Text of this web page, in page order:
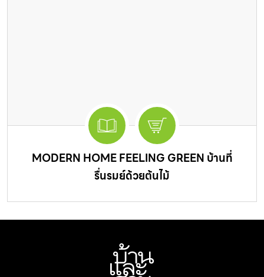
MODERN HOME FEELING GREEN บ้านที่
รื่นรมย์ด้วยต้นไม้